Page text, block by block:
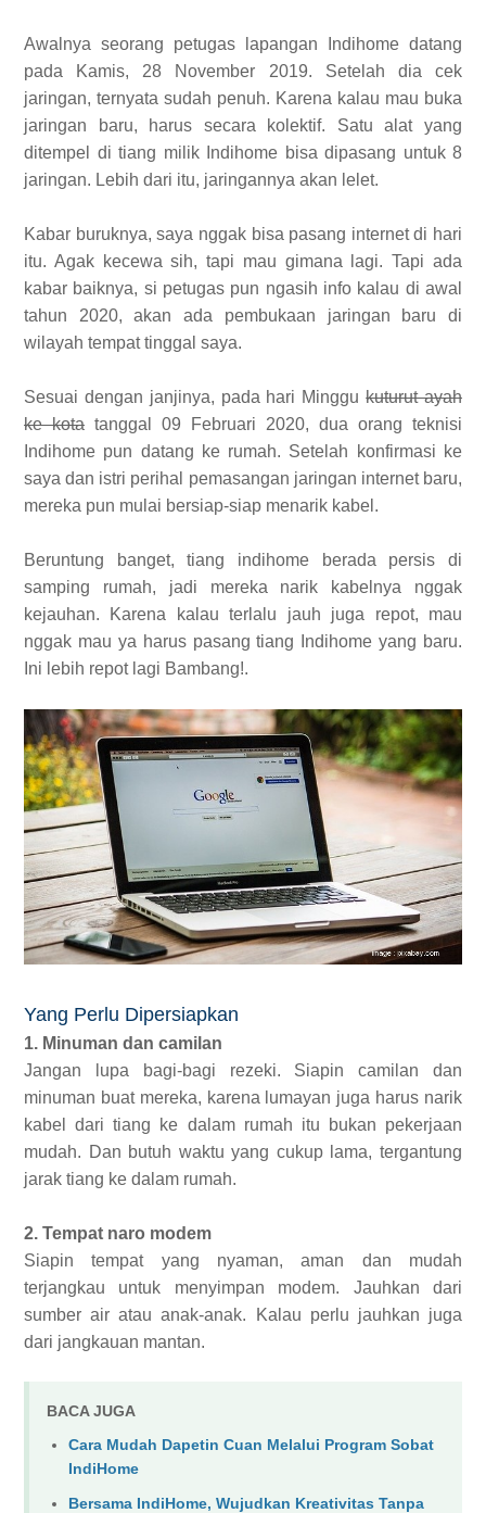
Awalnya seorang petugas lapangan Indihome datang
pada Kamis, 28 November 2019. Setelah dia cek
jaringan, ternyata sudah penuh. Karena kalau mau buka
jaringan baru, harus secara kolektif. Satu alat yang
ditempel di tiang milik Indihome bisa dipasang untuk 8
jaringan. Lebih dari itu, jaringannya akan lelet.
Kabar buruknya, saya nggak bisa pasang internet di hari
itu. Agak kecewa sih, tapi mau gimana lagi. Tapi ada
kabar baiknya, si petugas pun ngasih info kalau di awal
tahun 2020, akan ada pembukaan jaringan baru di
wilayah tempat tinggal saya.
Sesuai dengan janjinya, pada hari Minggukuturut ayah
ke kota tanggal 09 Februari 2020, dua orang teknisi
Indihome pun datang ke rumah. Setelah konfirmasi ke
saya dan istri perihal pemasangan jaringan internet baru,
mereka pun mulai bersiap-siap menarik kabel.
Beruntung banget, tiang indihome berada persis di
samping rumah, jadi mereka narik kabelnya nggak
kejauhan. Karena kalau terlalu jauh juga repot, mau
nggak mau ya harus pasang tiang Indihome yang baru.
Ini lebih repot lagi Bambang!.
Yang Perlu Dipersiapkan
1. Minuman dan camilan
Jangan lupa bagi-bagi rezeki. Siapin camilan dan
minuman buat mereka, karena lumayan juga harus narik
kabel dari tiang ke dalam rumah itu bukan pekerjaan
mudah. Dan butuh waktu yang cukup lama, tergantung
jarak tiang ke dalam rumah.
2. Tempat naro modem
Siapin tempat yang nyaman, aman dan mudah
terjangkau untuk menyimpan modem. Jauhkan dari
sumber air atau anak-anak. Kalau perlu jauhkan juga
dari jangkauan mantan.
BACA JUGA
Cara Mudah Dapetin Cuan Melalui Program Sobat
IndiHome
Bersama IndiHome, Wujudkan Kreativitas Tanpa